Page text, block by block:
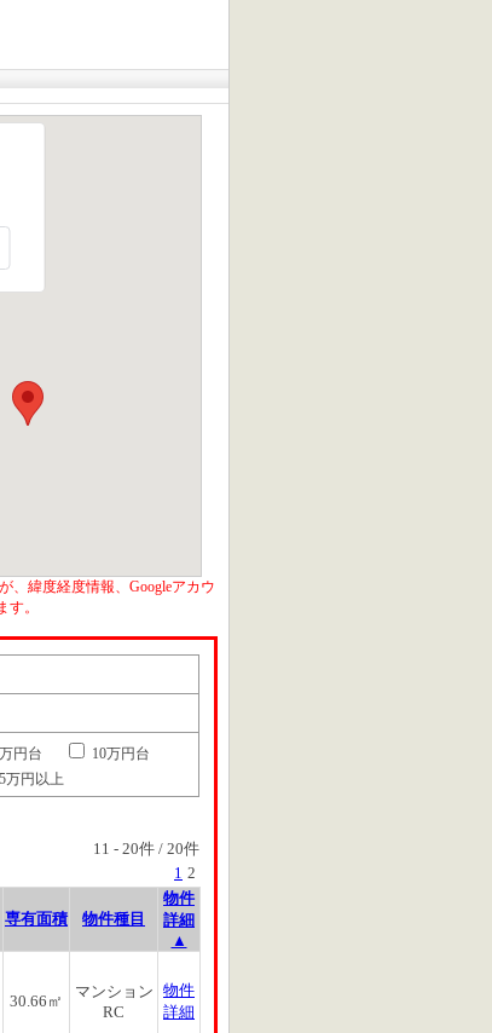
、緯度経度情報、Googleアカウ
。
円台
10万円台
万円以上
11 - 20件 / 20件
1 2
専有面積 物件種目
物件
詳細
▲
30.66㎡
マンション
RC
物件
詳細